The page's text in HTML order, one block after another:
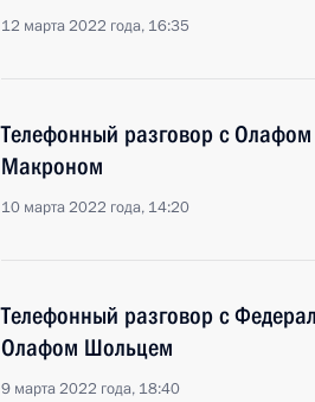
12 марта 2022 года, 16:35
Телефонный разговор с
Макроном
10 марта 2022 года, 14:20
Телефонный разговор с
Олафом Шольцем
9 марта 2022 года, 18:40